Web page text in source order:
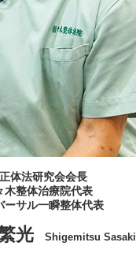
体法研究会会長
木整体治療院代表
ーサル一瞬整体代表
光 Shigemitsu Sasaki